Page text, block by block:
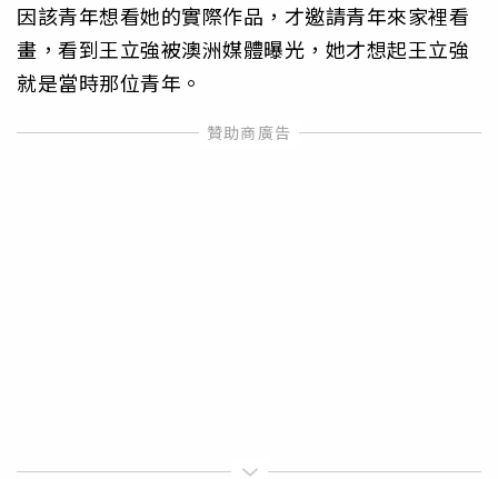
因該青年想看她的實際作品，才邀請青年來家裡看
畫，看到王立強被澳洲媒體曝光，她才想起王立強
就是當時那位青年。